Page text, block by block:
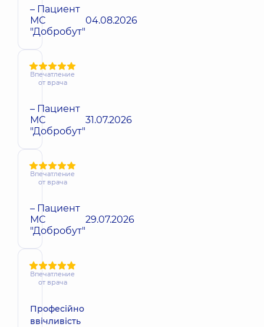
– Пациент
МС
"Добробут"
04.08.2026
Впечатление
от врача
– Пациент
МС
"Добробут"
31.07.2026
Впечатление
от врача
– Пациент
МС
"Добробут"
29.07.2026
Впечатление
от врача
Професійно
ввічливість